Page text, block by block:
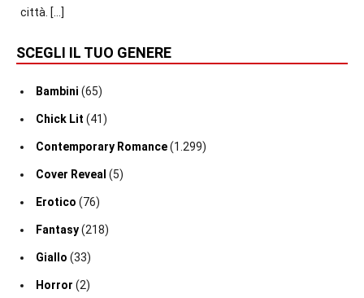
città. […]
SCEGLI IL TUO GENERE
Bambini (65)
Chick Lit (41)
Contemporary Romance(1.299)
Cover Reveal (5)
Erotico (76)
Fantasy(218)
Giallo (33)
Horror (2)